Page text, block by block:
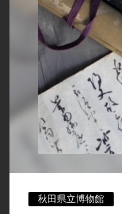
秋田県立博物館